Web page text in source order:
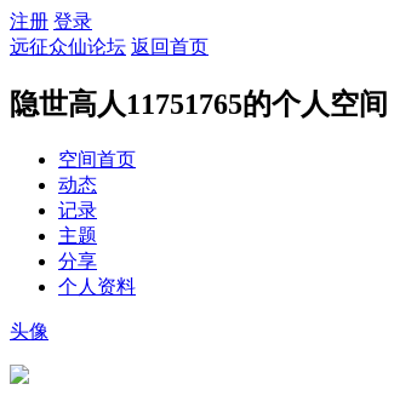
注册 登录
远征众仙论坛 返回首页
隐世高人11751765的个人空间
空间首页
动态
记录
主题
分享
个人资料
头像